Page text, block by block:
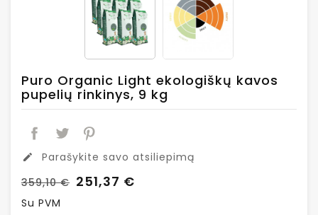
Puro Organic Light ekologiškų kavos
pupelių rinkinys, 9 kg
edit
Parašykite savo atsiliepimą
359,10 € 251,37 €
Su PVM